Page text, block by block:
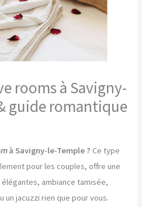
rooms à Savigny-
guide romantique
à Savigny-le-Temple ? Ce type
pour les couples, offre une
ambiance tamisée,
un jacuzzi rien que pour vous.